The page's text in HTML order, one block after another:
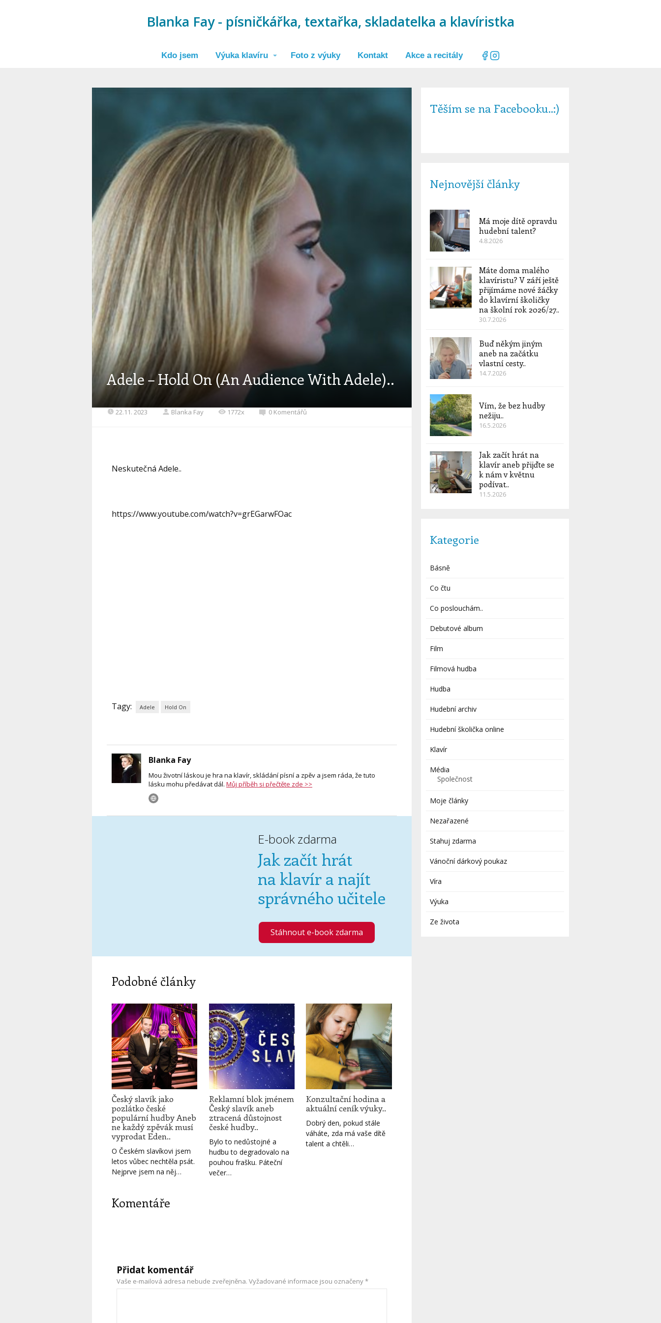
Blanka Fay - písničkářka, textařka, skladatelka a klavíristka
Kdo jsem Výuka klavíru Foto z výuky Kontakt Akce a recitály
Adele – Hold On (An Audience With Adele)..
22.11. 2023 Blanka Fay 1772x 0 Komentářů
Neskutečná Adele..
https://www.youtube.com/watch?v=grEGarwFOac
Tagy: Adele Hold On
Blanka Fay
Mou životní láskou je hra na klavír, skládání písní a zpěv a jsem ráda, že tuto
lásku mohu předávat dál. Můj příběh si přečtěte zde >>
E-book zdarma
Jak začít hrát
na klavír a najít
správného učitele
Stáhnout e-book zdarma
Podobné články
Český slavík jako
pozlátko české
populární hudby Aneb
ne každý zpěvák musí
vyprodat Eden..
O Českém slavíkovi jsem
letos vůbec nechtěla psát.
Nejprve jsem na něj…
Reklamní blok jménem
Český slavík aneb
ztracená důstojnost
české hudby..
Bylo to nedůstojné a
hudbu to degradovalo na
pouhou frašku. Páteční
večer…
Konzultační hodina a
aktuální ceník výuky..
Dobrý den, pokud stále
váháte, zda má vaše dítě
talent a chtěli…
Komentáře
Přidat komentář
Vaše e-mailová adresa nebude zveřejněna. Vyžadované informace jsou označeny*
Těším se na Facebooku..:)
Nejnovější články
Má moje dítě opravdu
hudební talent?
4.8.2026
Máte doma malého
klavíristu? V září ještě
přijímáme nové žáčky
do klavírní školičky
na školní rok 2026/27..
30.7.2026
Buď někým jiným
aneb na začátku
vlastní cesty..
14.7.2026
Vím, že bez hudby
nežiju..
16.5.2026
Jak začít hrát na
klavír aneb přijďte se
k nám v květnu
podívat..
11.5.2026
Kategorie
Básně
Co čtu
Co poslouchám..
Debutové album
Film
Filmová hudba
Hudba
Hudební archiv
Hudební školička online
Klavír
Média
Společnost
Moje články
Nezařazené
Stahuj zdarma
Vánoční dárkový poukaz
Víra
Výuka
Ze života